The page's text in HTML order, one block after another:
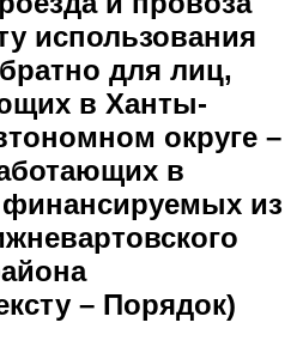
использования
для лиц,
в Ханты-
округе –
в
финансируемых из
– Порядок)